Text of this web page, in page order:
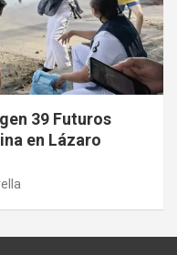
39 Futuros
en Lázaro